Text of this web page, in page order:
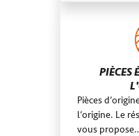
PIÈCES
Pièces
l’origine. Le
vous